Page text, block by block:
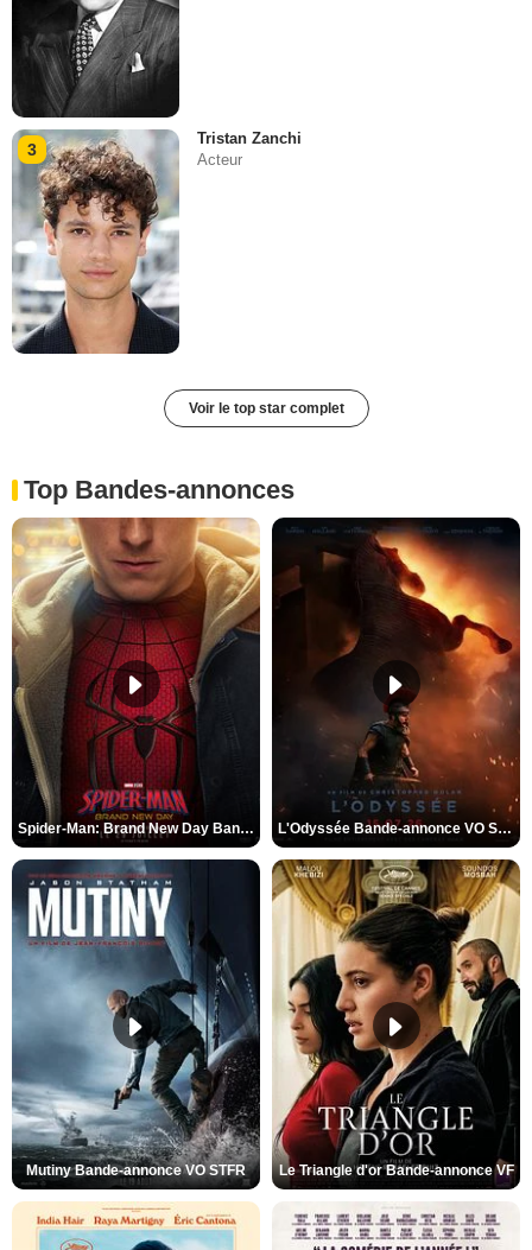
3
Tristan Zanchi
Acteur
Voir le top star complet
Top Bandes-annonces
Spider-Man: Brand New Day Bande-annonce VO STFR L'Odyssée Bande-annonce VO STFR
Mutiny Bande-annonce VO STFR Le Triangle d'or Bande-annonce VF